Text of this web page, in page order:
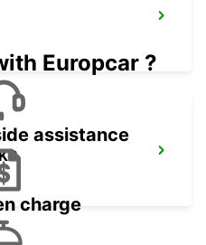
Europcar ?
assistance
charge